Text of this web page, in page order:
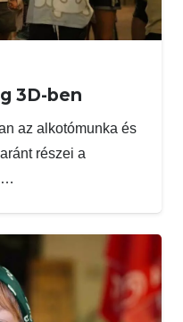
3D-ben
az alkotómunka és
részei a